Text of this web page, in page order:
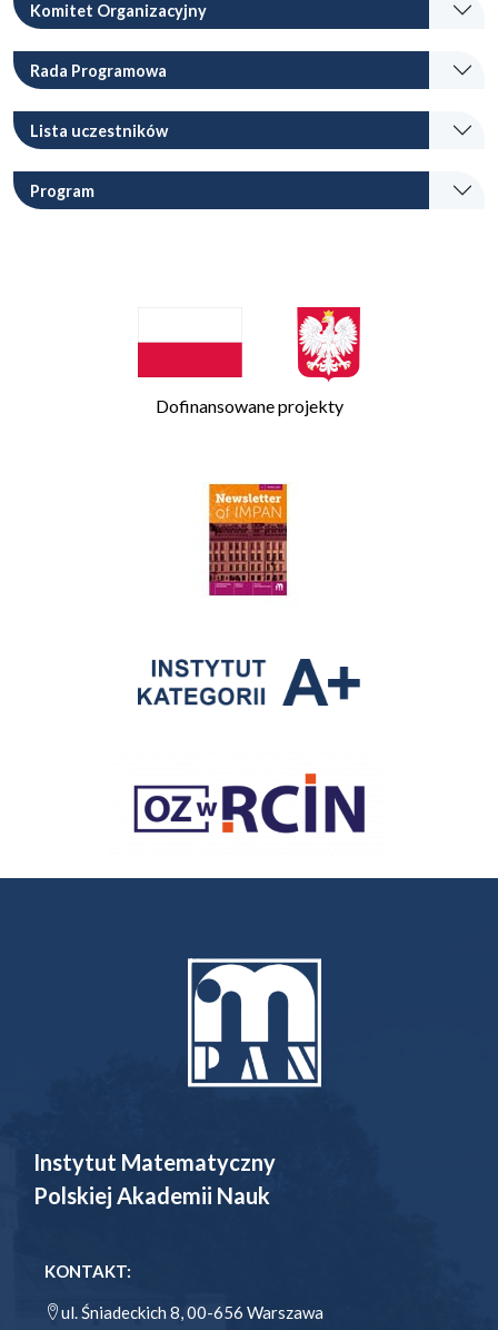
Komitet Organizacyjny
Rada Programowa
Lista uczestników
Program
Dofinansowane projekty
Instytut Matematyczny
Polskiej Akademii Nauk
KONTAKT:
ul. Śniadeckich 8, 00-656 Warszawa